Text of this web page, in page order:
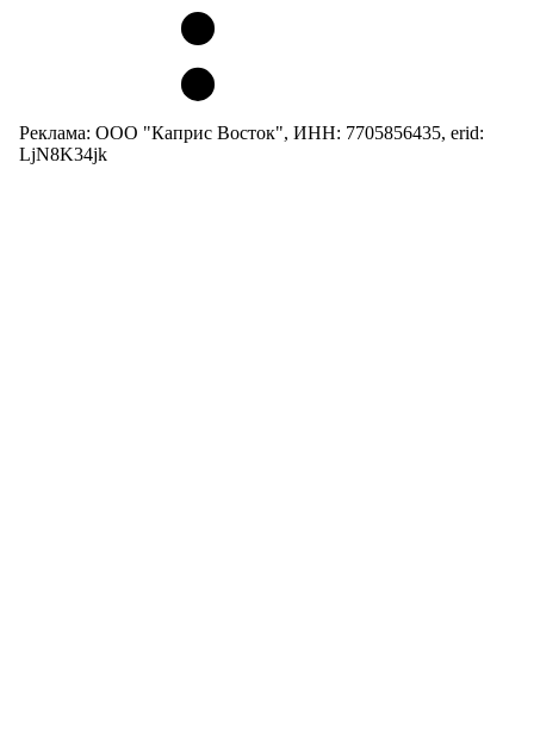
Реклама: ООО "Каприс Восток", ИНН: 7705856435, erid:
LjN8K34jk